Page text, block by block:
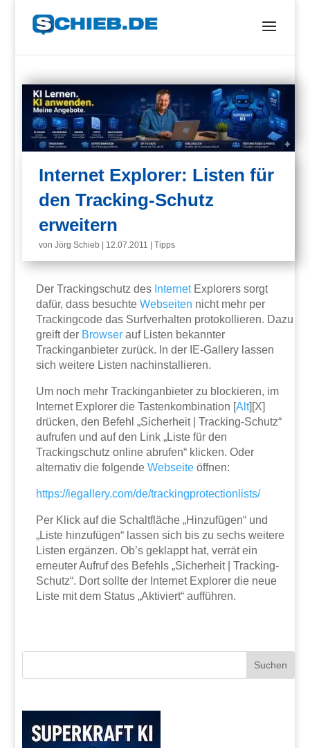
Internet Explorer: Listen für
den Tracking-Schutz
erweitern
vonJörg Schieb 12.07.2011 |Tipps
Der Trackingschutz des InternetExplorers sorgt
dafür, dass besuchteWebseiten nicht mehr per
Trackingcode das Surfverhalten protokollieren. Dazu
greift der Browser auf Listen bekannter
Trackinganbieter zurück. In der IE-Gallery lassen
sich weitere Listen nachinstallieren.
Um noch mehr Trackinganbieter zu blockieren, im
Internet Explorer die Tastenkombination [Alt][X]
drücken, den Befehl „Sicherheit | Tracking-Schutz“
aufrufen und auf den Link „Liste für den
Trackingschutz online abrufen“ klicken. Oder
alternativ die folgendeWebseite öffnen:
https://iegallery.com/de/trackingprotectionlists/
Per Klick auf die Schaltfläche „Hinzufügen“ und
„Liste hinzufügen“ lassen sich bis zu sechs weitere
Listen ergänzen. Ob’s geklappt hat, verrät ein
erneuter Aufruf des Befehls „Sicherheit | Tracking-
Schutz“. Dort sollte der Internet Explorer die neue
Liste mit dem Status „Aktiviert“ aufführen.